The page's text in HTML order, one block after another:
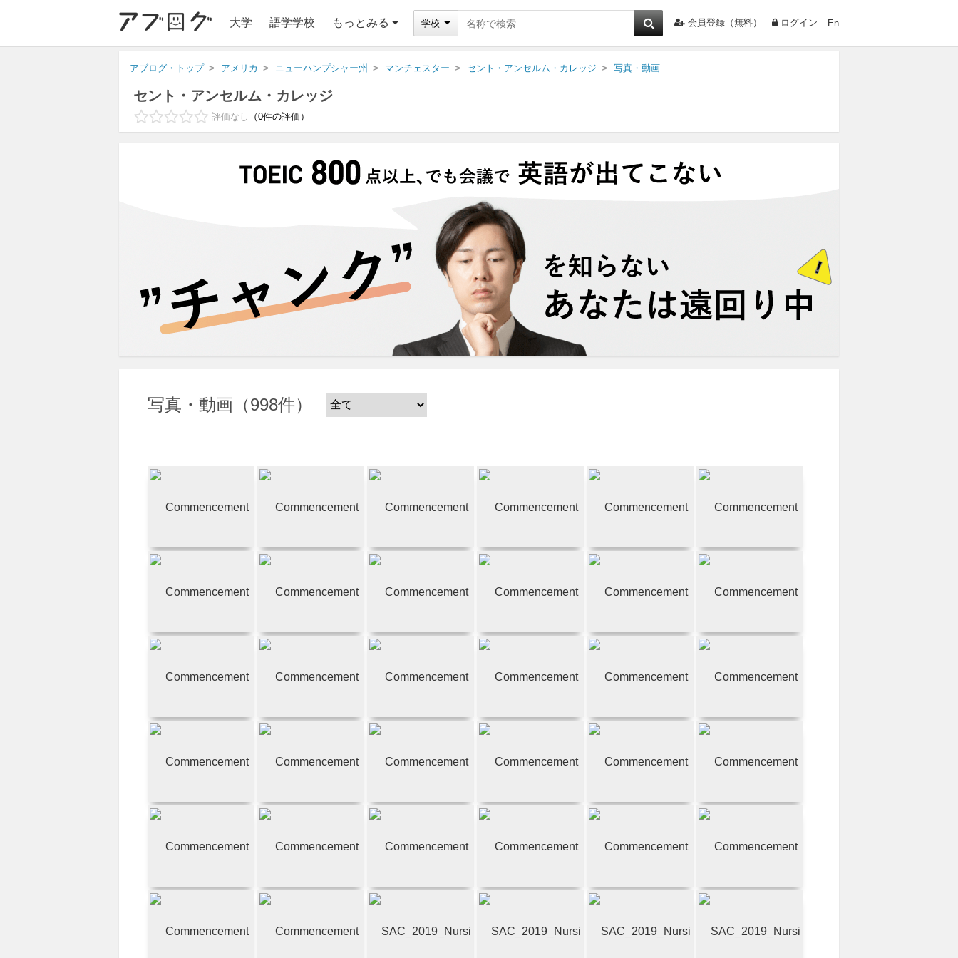
大学 語学学校 もっとみる 学校 会員登録（無料） ログイン En
アブログ・トップ アメリカ ニューハンプシャー州 マンチェスター セント・アンセルム・カレッジ 写真・動画
セント・アンセルム・カレッジ
評価なし 0件の評価
写真・動画 998件